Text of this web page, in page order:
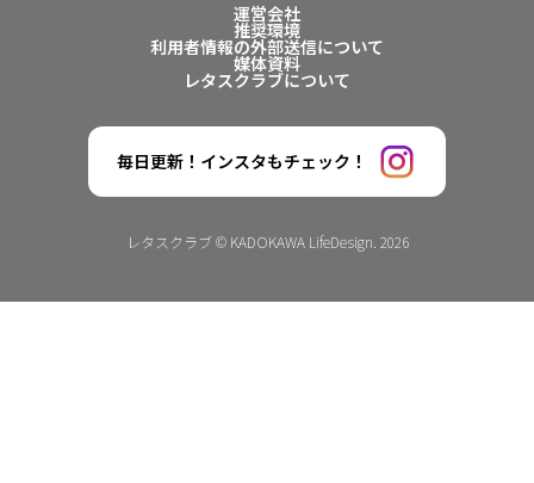
運営会社
推奨環境
利用者情報の外部送信について
媒体資料
レタスクラブについて
毎日更新！インスタもチェック！
レタスクラブ © KADOKAWA LifeDesign. 2026